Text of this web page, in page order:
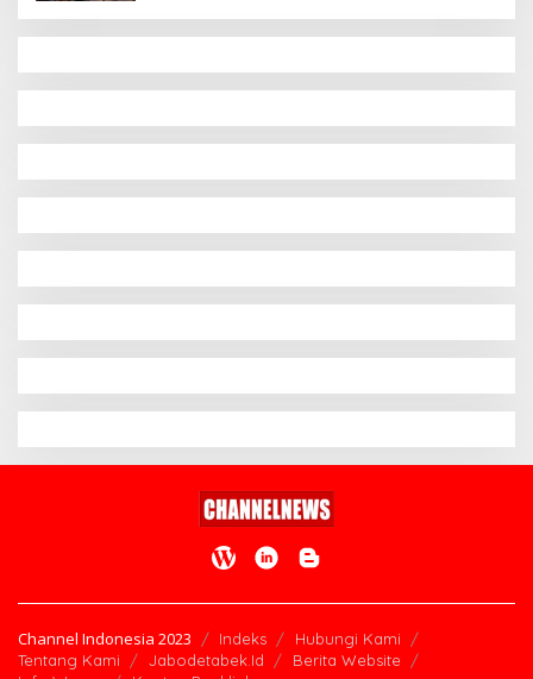
Channel Indonesia 2023 Indeks
Hubungi Kami
Tentang Kami
Jabodetabek.Id
Berita Website